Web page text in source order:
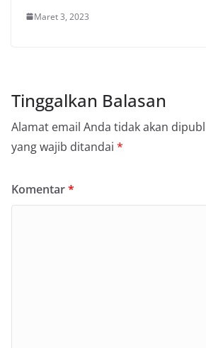
Maret 3, 2023
Tinggalkan Balasan
Alamat email Anda tidak akan
yang wajib ditandai *
Komentar*